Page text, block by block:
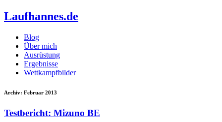
Laufhannes.de
Blog
Über mich
Ausrüstung
Ergebnisse
Wettkampfbilder
Archiv: Februar 2013
Testbericht: Mizuno BE